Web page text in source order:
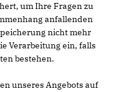
um Ihre Fragen zu
anfallenden
nicht mehr
Verarbeitung ein, falls
bestehen.
unseres Angebots auf